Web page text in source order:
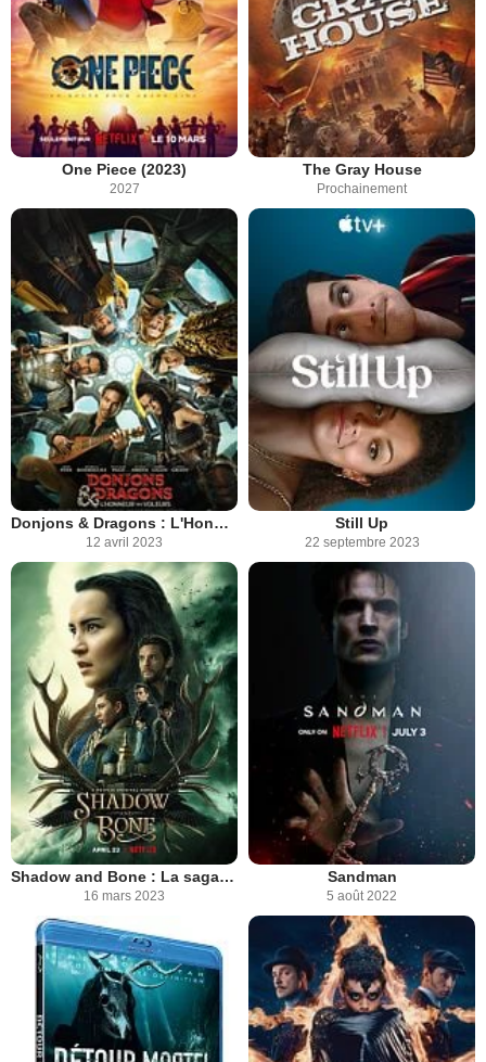
One Piece (2023)
2027
The Gray House
Prochainement
Donjons & Dragons : L'Honneur des voleurs
12 avril 2023
Still Up
22 septembre 2023
Shadow and Bone : La saga Grisha
16 mars 2023
Sandman
5 août 2022